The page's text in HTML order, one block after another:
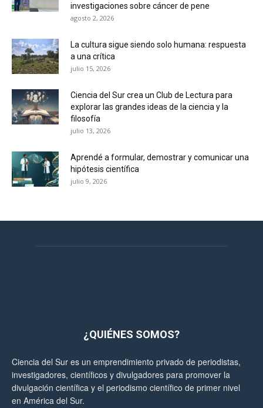
investigaciones sobre cáncer de pene
agosto 2, 2026
La cultura sigue siendo solo humana: respuesta
a una crítica
julio 15, 2026
Ciencia del Sur crea un Club de Lectura para
explorar las grandes ideas de la ciencia y la
filosofía
julio 13, 2026
Aprendé a formular, demostrar y comunicar una
hipótesis científica
julio 9, 2026
¿QUIÉNES SOMOS?
Ciencia del Sur es un emprendimiento privado de periodistas,
investigadores, científicos y divulgadores para promover la
divulgación científica y el periodismo científico de primer nivel
en América del Sur.